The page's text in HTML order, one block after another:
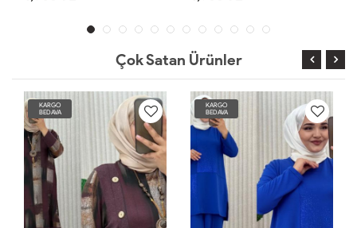
Çok Satan Ürünler
KARGO
BEDAVA
KARGO
BEDAVA